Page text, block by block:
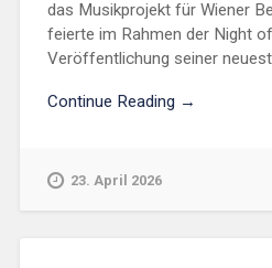
das Musikprojekt für Wiener
feierte im Rahmen der Night
Veröffentlichung seiner
Continue Reading →
23. April 2026